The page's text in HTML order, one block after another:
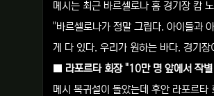
메시는 최근 바르셀로나 홈 경기장 캄
"바르셀로나가 정말 그립다. 아이들과
게 다 있다. 우리가 원하는 바다. 경기
■ 라포르타 회장 "10만 명 앞에서 작
메시 복귀설이 돌았는데 후안 라포르